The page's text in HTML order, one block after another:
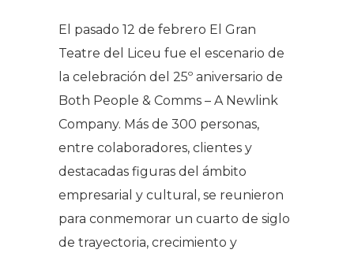
El pasado 12 de febrero El Gran
Teatre del Liceu fue el escenario de
la celebración del 25º aniversario de
Both People & Comms – A Newlink
Company. Más de 300 personas,
entre colaboradores, clientes y
destacadas figuras del ámbito
empresarial y cultural, se reunieron
para conmemorar un cuarto de siglo
de trayectoria, crecimiento y